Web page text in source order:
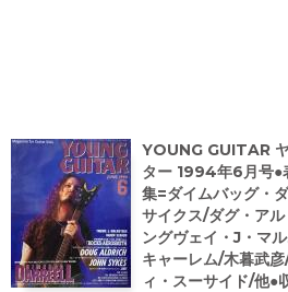
YOUNG GUITAR
ター 1994年6月号●
集=ダイムバッグ・
サイクス/ダグ・ア
ングヴェイ・J・マ
キャーレム/木暮武
ィ・スーサイド/他●